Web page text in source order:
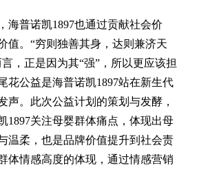
普诺凯1897也通过贡献社会价
值。“穷则独善其身，达则兼济天
，正是因为其“强”，所以更应该担
花公益是海普诺凯1897站在新生代
声。此次公益计划的策划与发酵，
1897关注母婴群体痛点，体现出母
温柔，也是品牌价值提升到社会责
体情感高度的体现，通过情感营销